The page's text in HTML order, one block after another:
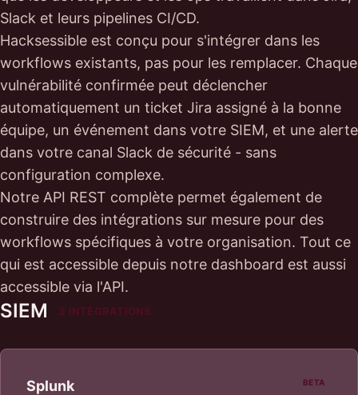
Slack et leurs pipelines CI/CD.
Hacksessible est conçu pour s'intégrer dans les
workflows existants, pas pour les remplacer. Chaque
vulnérabilité confirmée peut déclencher
automatiquement un ticket Jira assigné à la bonne
équipe, un événement dans votre SIEM, et une alerte
dans votre canal Slack de sécurité - sans
configuration complexe.
Notre API REST complète permet également de
construire des intégrations sur mesure pour des
workflows spécifiques à votre organisation. Tout ce
qui est accessible depuis notre dashboard est aussi
accessible via l'API.
SIEM 3 INTÉGRATIONS
Splunk BETA